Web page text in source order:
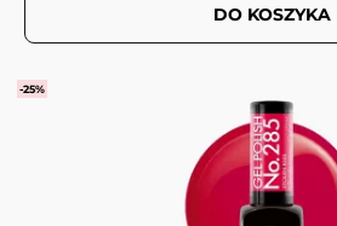
DO KOSZYKA
-25%